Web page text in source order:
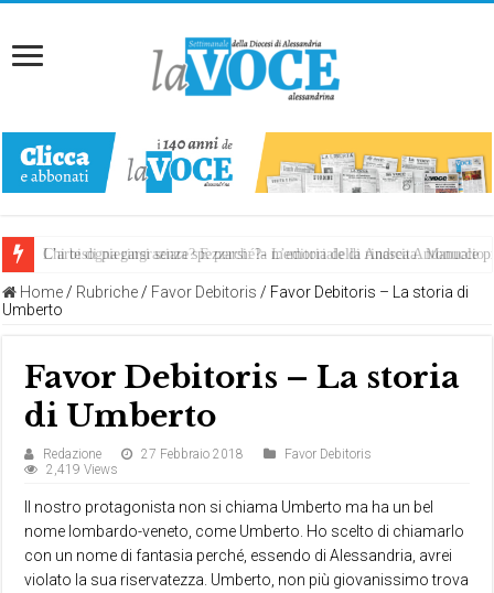
Chi bisogna ringraziare? E perché?- L’editoriale di Andrea Antonuccio
L’arte di piegarsi senza spezzarsi: la memoria della rinascita.
Home / Rubriche / Favor Debitoris / Favor Debitoris – La storia di
Umberto
Favor Debitoris – La storia
di Umberto
Redazione 27 Febbraio 2018
Favor Debitoris
2,419 Views
Il nostro protagonista non si chiama Umberto ma ha un bel
nome lombardo-veneto, come Umberto. Ho scelto di chiamarlo
con un nome di fantasia perché, essendo di Alessandria, avrei
violato la sua riservatezza. Umberto, non più giovanissimo trova